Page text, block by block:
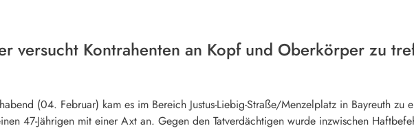
versucht Kontrahenten an Kopf und Oberkörper zu
(04. Februar) kam es im Bereich Justus-Liebig-Straße/Menzelplatz in Bayreuth
47-Jährigen mit einer Axt an. Gegen den Tatverdächtigen wurde inzwischen